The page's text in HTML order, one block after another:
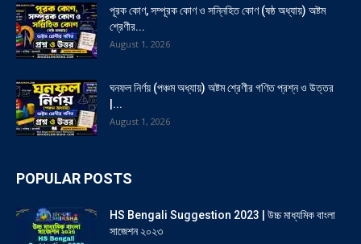
পূরক কোণ, সম্পূরক কোণ ও সন্নিহিত কোণ (ষষ্ঠ অধ্যায়) অষ্টম
শ্রেণীর...
August 1, 2026
ঘনফল নির্ণয় (পঞ্চম অধ্যায়) অষ্টম শ্রেণীর গণিত প্রশ্ন ও উত্তর
|...
August 1, 2026
POPULAR POSTS
HS Bengali Suggestion 2023 | উচ্চ মাধ্যমিক বাংলা
সাজেশন ২০২৩